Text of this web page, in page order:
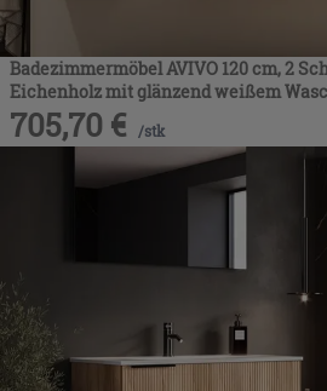
Badezimmermöbel AVIVO 120 cm, 2
Eichenholz mit glänzend weißem
705,70 € /stk